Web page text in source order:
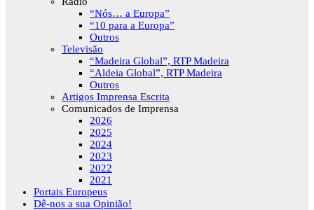
“Nós… a Europa”
“10 para a Europa”
Outros
Televisão
“Madeira Global”, RTP Madeira
“Aldeia Global”, RTP Madeira
Outros
Artigos Imprensa Escrita
Comunicados de Imprensa
2026
2025
2024
2023
2022
2021
Portais Europeus
Dê-nos a sua Opinião!